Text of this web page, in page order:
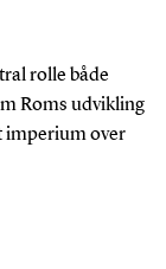
rolle både
Roms udvikling
imperium over